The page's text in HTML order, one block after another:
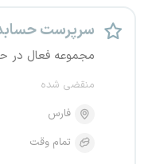
سرپرست
مجموعه فعال در
منقضی شده
فارس
تمام وقت